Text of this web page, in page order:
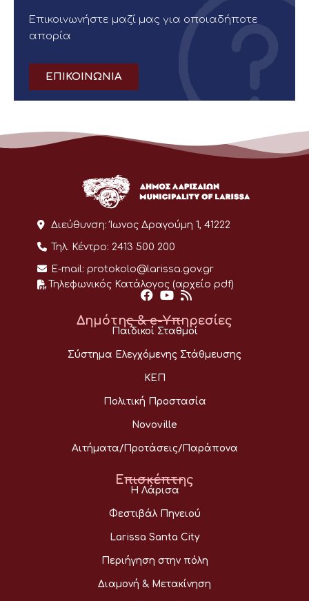
Επικοινωνήστε μαζί μας για οποιαδήποτε
απορία
ΕΠΙΚΟΙΝΩΝΙΑ
Διεύθυνση: Ίωνος Δραγούμη 1, 41222
Τηλ. Κέντρο: 2413 500 200
E-mail: protokolo@larissa.gov.gr
Τηλεφωνικός Κατάλογος (αρχείο pdf)
Δημότης & e-Υπηρεσίες
Παιδικοί Σταθμοί
Σύστημα Ελεγχόμενης Στάθμευσης
ΚΕΠ
Πολιτική Προστασία
Novoville
Αιτήματα/Προτάσεις/Παράπονα
Επισκέπτης
Η Λάρισα
Φεστιβάλ Πηνειού
Larissa Santa City
Περιήγηση στην πόλη
Διαμονή & Μετακίνηση